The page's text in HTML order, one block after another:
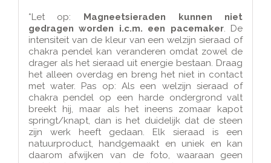
*Let op: Magneetsieraden kunnen niet
gedragen worden i.c.m. een pacemaker. De
intensiteit van de kleur van een welzijn sieraad of
chakra pendel kan veranderen omdat zowel de
drager als het sieraad uit energie bestaan. Draag
het alleen overdag en breng het niet in contact
met water. Pas op: Als een welzijn sieraad of
chakra pendel op een harde ondergrond valt
breekt hij, maar als het ineens zomaar kapot
springt/knapt, dan is het duidelijk dat de steen
zijn werk heeft gedaan. Elk sieraad is een
natuurproduct, handgemaakt en uniek en kan
daarom afwijken van de foto, waaraan geen